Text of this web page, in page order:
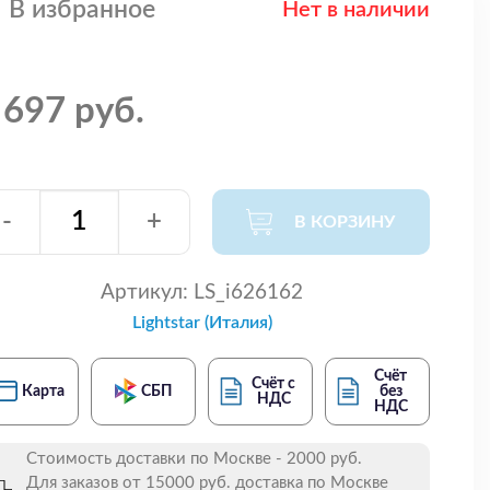
В избранное Нет в наличии
руб.
- + В КОРЗИНУ
Артикул: LS_i626162
Lightstar (Италия)
Карта СБП
Счёт с
НДС
Счёт
без
НДС
Стоимость доставки по Москве - 2000 руб.
Для заказов от 15000 руб. доставка по Москве